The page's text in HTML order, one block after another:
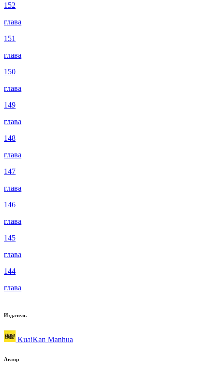
152
глава
151
глава
150
глава
149
глава
148
глава
147
глава
146
глава
145
глава
144
глава
Издатель
KuaiKan Manhua
Автор